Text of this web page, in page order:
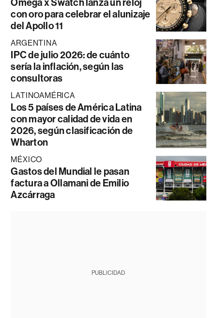
con oro para celebrar el alunizaje
del Apollo 11
ARGENTINA
IPC de julio 2026: de cuánto
sería la inflación, según las
consultoras
LATINOAMÉRICA
Los 5 países de América Latina
con mayor calidad de vida en
2026, según clasificación de
Wharton
MÉXICO
Gastos del Mundial le pasan
factura a Ollamani de Emilio
Azcárraga
PUBLICIDAD